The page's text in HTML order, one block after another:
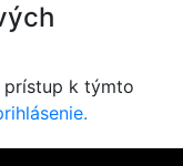
prístup k týmto